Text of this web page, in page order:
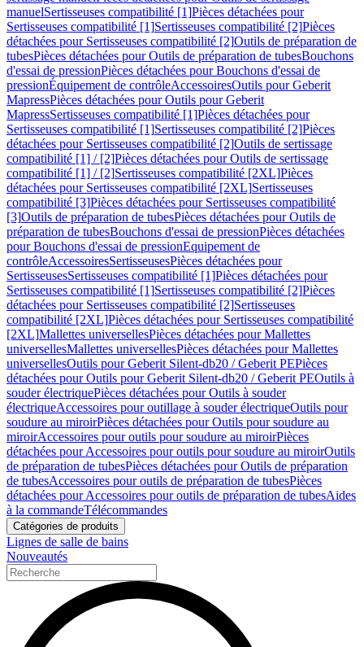
manuelSertisseuses compatibilité [1]Pièces détachées pour
Sertisseuses compatibilité [1]Sertisseuses compatibilité [2]Pièces
détachées pour Sertisseuses compatibilité [2]Outils de préparation de
tubesPièces détachées pour Outils de préparation de tubesBouchons
d'essai de pressionPièces détachées pour Bouchons d'essai de
pressionÉquipement de contrôleAccessoiresOutils pour Geberit
MapressPièces détachées pour Outils pour Geberit
MapressSertisseuses compatibilité [1]Pièces détachées pour
Sertisseuses compatibilité [1]Sertisseuses compatibilité [2]Pièces
détachées pour Sertisseuses compatibilité [2]Outils de sertissage
compatibilité [1] / [2]Pièces détachées pour Outils de sertissage
compatibilité [1] / [2]Sertisseuses compatibilité [2XL]Pièces
détachées pour Sertisseuses compatibilité [2XL]Sertisseuses
compatibilité [3]Pièces détachées pour Sertisseuses compatibilité
[3]Outils de préparation de tubesPièces détachées pour Outils de
préparation de tubesBouchons d'essai de pressionPièces détachées
pour Bouchons d'essai de pressionEquipement de
contrôleAccessoiresSertisseusesPièces détachées pour
SertisseusesSertisseuses compatibilité [1]Pièces détachées pour
Sertisseuses compatibilité [1]Sertisseuses compatibilité [2]Pièces
détachées pour Sertisseuses compatibilité [2]Sertisseuses
compatibilité [2XL]Pièces détachées pour Sertisseuses compatibilité
[2XL]Mallettes universellesPièces détachées pour Mallettes
universellesMallettes universellesPièces détachées pour Mallettes
universellesOutils pour Geberit Silent-db20 / Geberit PEPièces
détachées pour Outils pour Geberit Silent-db20 / Geberit PEOutils à
souder électriquePièces détachées pour Outils à souder
électriqueAccessoires pour outillage à souder électriqueOutils pour
soudure au miroirPièces détachées pour Outils pour soudure au
miroirAccessoires pour outils pour soudure au miroirPièces
détachées pour Accessoires pour outils pour soudure au miroirOutils
de préparation de tubesPièces détachées pour Outils de préparation
de tubesAccessoires pour outils de préparation de tubesPièces
détachées pour Accessoires pour outils de préparation de tubesAides
à la commandeTélécommandes
Catégories de produits
Lignes de salle de bains
Nouveautés